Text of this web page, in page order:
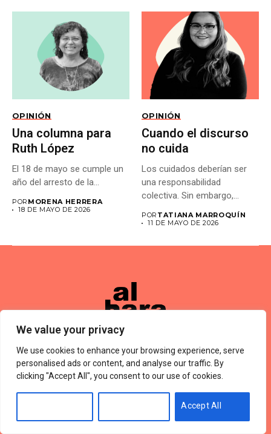
We value your privacy
We use cookies to enhance your browsing experience, serve
personalised ads or content, and analyse our traffic. By
clicking "Accept All", you consent to our use of cookies.
Accept All
OPINIÓN
Una columna para
Ruth López
El 18 de mayo se cumple un
año del arresto de la...
POR MORENA HERRERA
18 DE MAYO DE 2026
OPINIÓN
Cuando el discurso
no cuida
Los cuidados deberían ser
una responsabilidad
colectiva. Sin embargo,
POR TATIANA MARROQUÍN
11 DE MAYO DE 2026
Términos De UsoAbout UsPolítica De Privacidad
Private PolicyForums
© 2024 Alharaca